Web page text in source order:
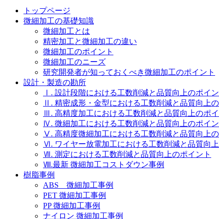
トップページ
微細加工の基礎知識
微細加工とは
精密加工と微細加工の違い
微細加工のポイント
微細加工のニーズ
研究開発者が知っておくべき微細加工のポイント
設計・製造の勘所
Ⅰ. 設計段階における工数削減と品質向上のポイン
Ⅱ. 精密成形・金型における工数削減と品質向上
Ⅲ. 高精度加工における工数削減と品質向上のポイ
Ⅳ. 微細加工における工数削減と品質向上のポイン
Ⅴ. 高精度微細加工における工数削減と品質向上の
Ⅵ. ワイヤー放電加工における工数削減と品質向
Ⅶ. 測定における工数削減と品質向上のポイント
Ⅷ.最新 微細加工コストダウン事例
樹脂事例
ABS 微細加工事例
PET 微細加工事例
PP 微細加工事例
ナイロン 微細加工事例